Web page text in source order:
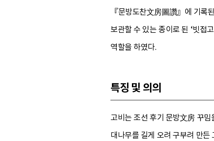
『문방도찬文房圖讚』에 기록
보관할 수 있는 종이로 된 ‘빗접
역할을 하였다.
특징 및 의의
고비는 조선 후기 문방文房 꾸
대나무를 길게 오려 구부려 만든